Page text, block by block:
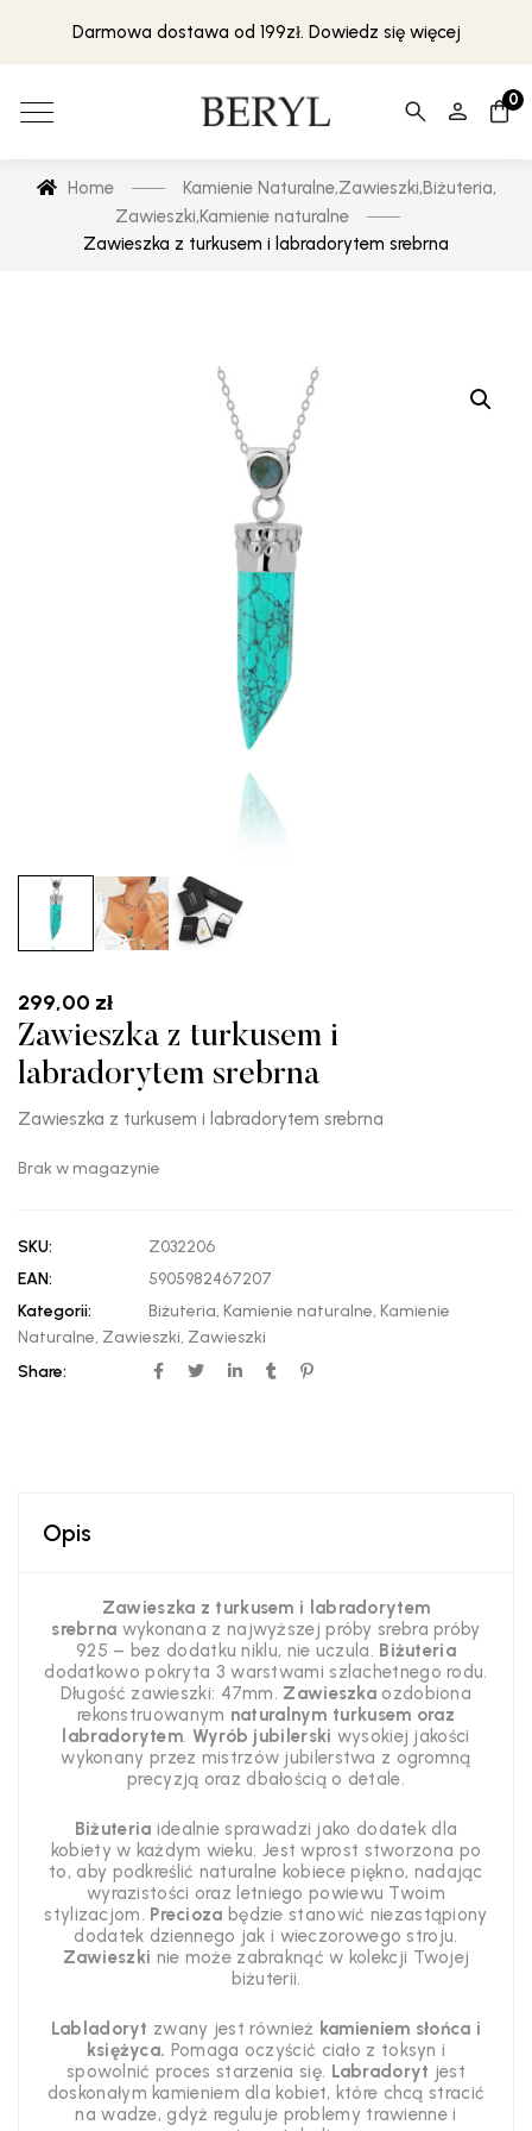
Darmowa dostawa od 199zł. Dowiedz się więcej
0
Home Kamienie Naturalne,Zawieszki,Biżuteria,
Zawieszki,Kamienie naturalne
Zawieszka z turkusem i labradorytem srebrna
299,00 zł
Zawieszka z turkusem i
labradorytem srebrna
Zawieszka z turkusem i labradorytem srebrna
Brak w magazynie
SKU:
Z032206
EAN:
5905982467207
Kategorii:
Biżuteria, Kamienie naturalne, Kamienie
Naturalne, Zawieszki, Zawieszki
Share:
Opis
Zawieszka z turkusem i labradorytem
srebrna wykonana z najwyższej próby srebra próby
925 – bez dodatku niklu, nie uczula. Biżuteria
dodatkowo pokryta 3 warstwami szlachetnego rodu.
Długość zawieszki: 47mm. Zawieszka ozdobiona
rekonstruowanym naturalnym turkusem oraz
labradorytem. Wyrób jubilerski wysokiej jakości
wykonany przez mistrzów jubilerstwa z ogromną
precyzją oraz dbałością o detale.
Biżuteria idealnie sprawadzi jako dodatek dla
kobiety w każdym wieku. Jest wprost stworzona po
to, aby podkreślić naturalne kobiece piękno, nadając
wyrazistości oraz letniego powiewu Twoim
stylizacjom. Precioza będzie stanowić niezastąpiony
dodatek dziennego jak i wieczorowego stroju.
Zawieszki nie może zabraknąć w kolekcji Twojej
biżuterii.
Labladoryt zwany jest również kamieniem słońca i
księżyca. Pomaga oczyścić ciało z toksyn i
spowolnić proces starzenia się. Labradoryt jest
doskonałym kamieniem dla kobiet, które chcą stracić
na wadze, gdyż reguluje problemy trawienne i